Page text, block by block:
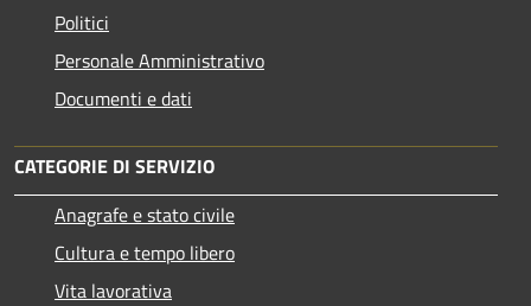
Politici
Personale Amministrativo
Documenti e dati
CATEGORIE DI SERVIZIO
Anagrafe e stato civile
Cultura e tempo libero
Vita lavorativa